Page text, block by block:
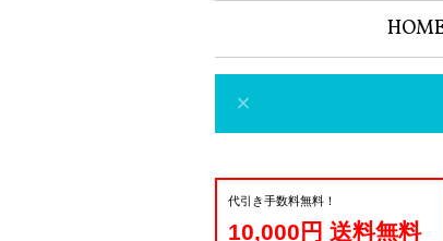
代引き手数料無料！
10,000円 送料無料